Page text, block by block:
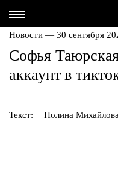
Новости — 30 сентября
Софья
аккаунт в
Текст: Полина Михайлова